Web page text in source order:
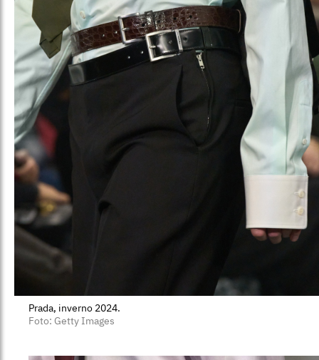
Prada, inverno 2024.
Foto: Getty Images